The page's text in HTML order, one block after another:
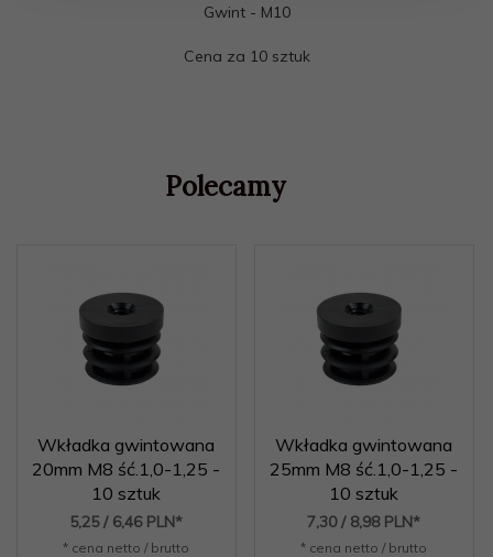
Gwint - M10
Cena za 10 sztuk
Polecamy
Wkładka gwintowana
20mm M8 ść.1,0-1,25 -
10 sztuk
5,25 / 6,46 PLN*
* cena netto / brutto
Wkładka gwintowana
25mm M8 ść.1,0-1,25 -
10 sztuk
7,30 / 8,98 PLN*
* cena netto / brutto